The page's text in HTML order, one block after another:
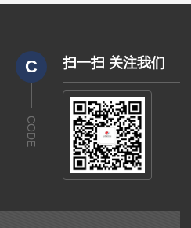
C
CODE
扫一扫 关注我们